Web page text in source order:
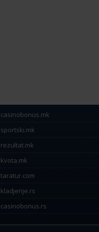
casinobonus.mk
sportski.mk
rezultat.mk
kvota.mk
taratur.com
kladjenje.rs
casinobonus.rs